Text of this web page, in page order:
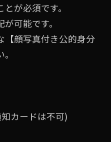
が必須です。
可能です。
顔写真付き公的⾝分
カードは不可)